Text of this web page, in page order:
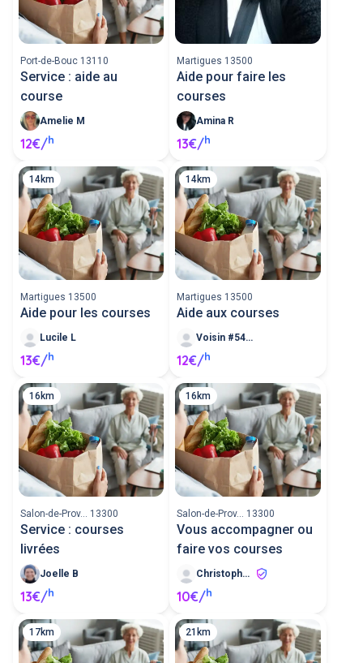
Port-de-Bouc 13110
Service : aide au
course
Amelie M
12€/h
Martigues 13500
Aide pour faire les
courses
Amina R
13€/h
14km
Martigues 13500
Aide pour les courses
Lucile L
13€/h
14km
Martigues 13500
Aide aux courses
Voisin #54103
12€/h
16km
Salon-de-Prov... 13300
Service : courses
livrées
Joelle B
13€/h
16km
Salon-de-Prov... 13300
Vous accompagner ou
faire vos courses
Christophe T
10€/h
17km 21km